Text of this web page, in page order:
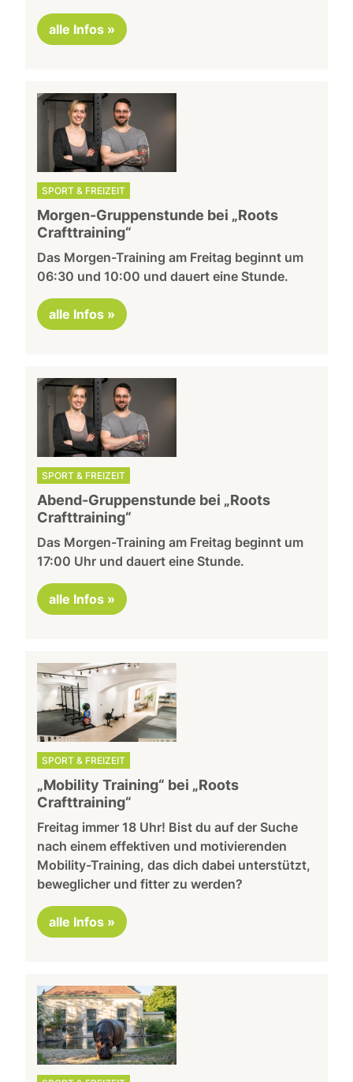
alle Infos »
SPORT & FREIZEIT
Morgen-Gruppenstunde bei „Roots
Crafttraining“
Das Morgen-Training am Freitag beginnt um
06:30 und 10:00 und dauert eine Stunde.
alle Infos »
SPORT & FREIZEIT
Abend-Gruppenstunde bei „Roots
Crafttraining“
Das Morgen-Training am Freitag beginnt um
17:00 Uhr und dauert eine Stunde.
alle Infos »
SPORT & FREIZEIT
„Mobility Training“ bei „Roots
Crafttraining“
Freitag immer 18 Uhr! Bist du auf der Suche
nach einem effektiven und motivierenden
Mobility-Training, das dich dabei unterstützt,
beweglicher und fitter zu werden?
alle Infos »